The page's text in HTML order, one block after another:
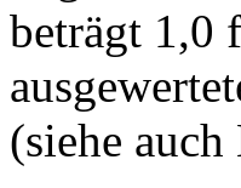
beträgt 1,0
(siehe